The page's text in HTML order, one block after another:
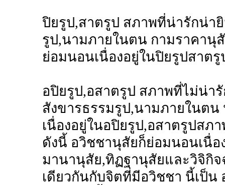
ปิยรูป,สาตรูป สภาพที่น่ารักน่า
รูป,นามภายในตน กามราคานุ
ย่อมนอนเนื่องอยู่ในปิยรูปสาต
อปิยรูป,อสาตรูป สภาพที่ไม่น่า
สังขารธรรมรูป,นามภายในต
เนื่องอยู่ในอปิยรูป,อสาตรูปสภ
ดังนี้ อวิชชานุสัยก็ย่อมนอนเนื่
มานานุสัย,ทิฏฐานุสัยและวิจิกิ
เดียวกันกับจิตที่มีอวิชชา นี้เป็น